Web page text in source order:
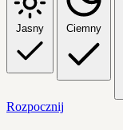
Jasny Ciemny
Rozpocznij